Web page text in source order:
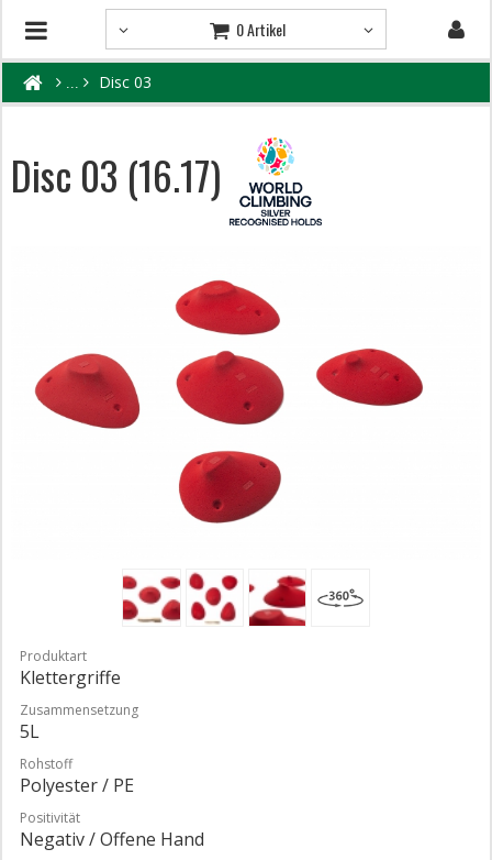
0 Artikel
Disc 03
Disc 03 (16.17)
Produktart
Klettergriffe
Zusammensetzung
5L
Rohstoff
Polyester / PE
Positivität
Negativ / Offene Hand